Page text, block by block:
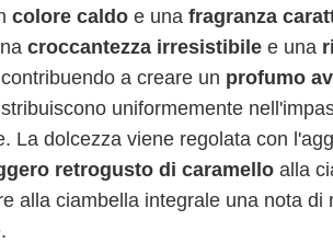
colore caldo e una fragranza
croccantezza irresistibile e una
a creare un profumo
uniformemente
La dolcezza viene regolata con
retrogusto di caramello alla
alla ciambella integrale una nota